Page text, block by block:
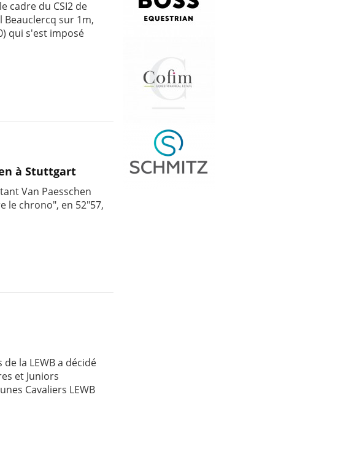
cadre du CSI2 de
Beauclercq sur 1m,
qui s'est imposé
à Stuttgart
Van Paesschen
le chrono", en 52"57,
la LEWB a décidé
et Juniors
Cavaliers LEWB